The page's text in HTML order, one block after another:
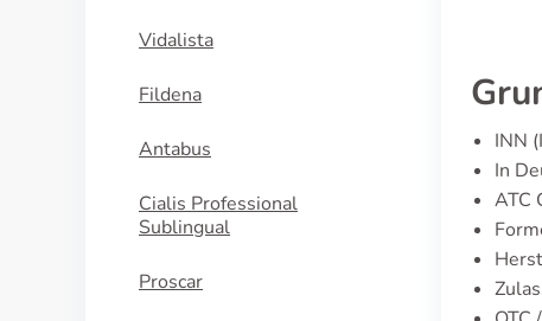
Vidalista
Fildena
Antabus
Cialis Professional
Sublingual
Proscar
INN
In
ATC